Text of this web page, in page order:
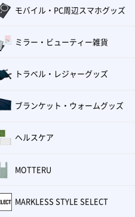
モバイル・PC周辺スマホグッズ
ミラー・ビューティー雑貨
トラベル・レジャーグッズ
ブランケット・ウォームグッズ
ヘルスケア
MOTTERU
MARKLESS STYLE SELECT